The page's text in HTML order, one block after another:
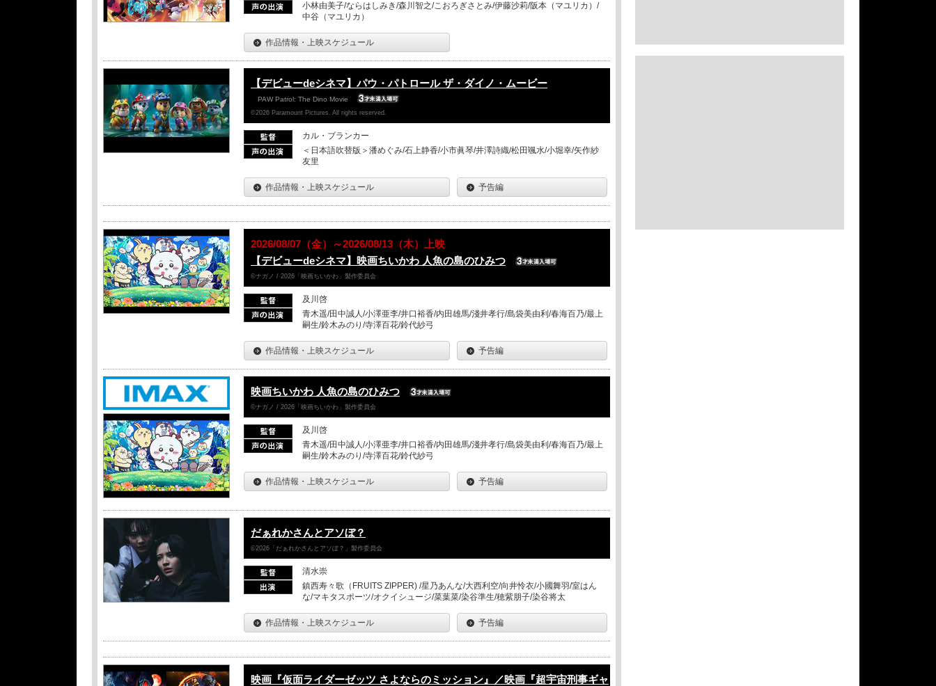
小林由美子/ならはしみき/森川智之/こおろぎさとみ/伊藤沙莉/阪本（マユリカ）/
中谷（マユリカ）
作品情報・上映スケジュール
【デビューdeシネマ】パウ・パトロール ザ・ダイノ・ムービー
PAW Patrol: The Dino Movie
©2026 Paramount Pictures. All rights reserved.
カル・ブランカー
＜日本語吹替版＞潘めぐみ/石上静香/小市眞琴/井澤詩織/松田颯水/小堀幸/矢作紗
友里
作品情報・上映スケジュール 予告編
2026/08/07（金）～2026/08/13（木）上映
【デビューdeシネマ】映画ちいかわ 人魚の島のひみつ
©ナガノ / 2026「映画ちいかわ」製作委員会
及川啓
青木遥/田中誠人/小澤亜李/井口裕香/内田雄馬/淺井孝行/島袋美由利/春海百乃/最上
嗣生/鈴木みのり/寺澤百花/鈴代紗弓
作品情報・上映スケジュール 予告編
映画ちいかわ 人魚の島のひみつ
©ナガノ / 2026「映画ちいかわ」製作委員会
及川啓
青木遥/田中誠人/小澤亜李/井口裕香/内田雄馬/淺井孝行/島袋美由利/春海百乃/最上
嗣生/鈴木みのり/寺澤百花/鈴代紗弓
作品情報・上映スケジュール 予告編
だぁれかさんとアソぼ？
©2026「だぁれかさんとアソぼ？」製作委員会
清水崇
鎮西寿々歌（FRUITS ZIPPER) /星乃あんな/大西利空/向井怜衣/小國舞羽/室はん
な/マキタスポーツ/オクイシュージ/菜葉菜/染谷準生/穂紫朋子/染谷将太
作品情報・上映スケジュール 予告編
映画『仮面ライダーゼッツ さよならのミッション』／映画『超宇宙刑事ギャ